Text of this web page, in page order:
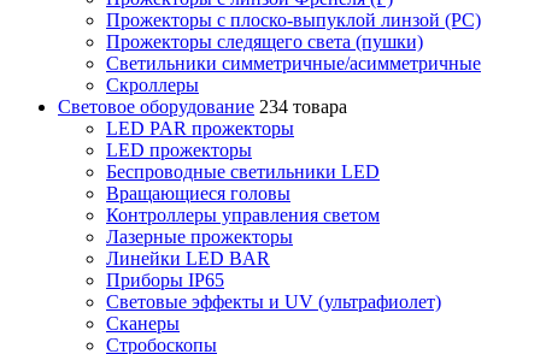
Прожекторы с плоско-выпуклой линзой (PC)
Прожекторы следящего света (пушки)
Светильники симметричные/асимметричные
Скроллеры
Световое оборудование 234 товара
LED PAR прожекторы
LED прожекторы
Беспроводные светильники LED
Вращающиеся головы
Контроллеры управления светом
Лазерные прожекторы
Линейки LED BAR
Приборы IP65
Световые эффекты и UV (ультрафиолет)
Сканеры
Стробоскопы